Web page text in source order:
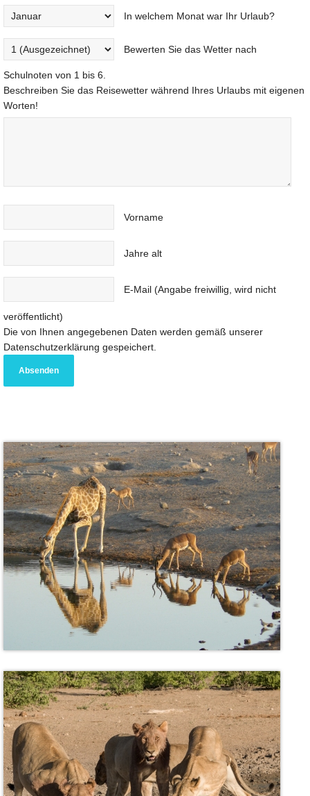
In welchem Monat war Ihr Urlaub?
Bewerten Sie das Wetter nach
Schulnoten von 1 bis 6.
Beschreiben Sie das Reisewetter während Ihres Urlaubs mit eigenen
Worten!
Vorname
Jahre alt
E-Mail (Angabe freiwillig, wird nicht
veröffentlicht)
Die von Ihnen angegebenen Daten werden gemäß unserer
Datenschutzerklärung gespeichert.